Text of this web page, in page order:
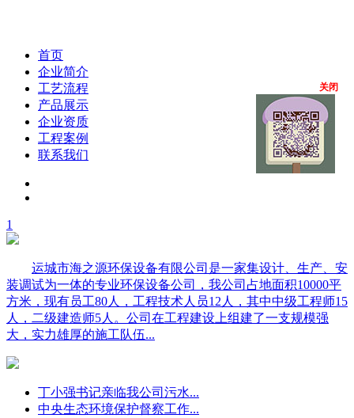
首页
企业简介
工艺流程
产品展示
企业资质
工程案例
联系我们
1
运城市海之源环保设备有限公司是一家集设计、生产、安
装调试为一体的专业环保设备公司，我公司占地面积10000平
方米，现有员工80人，工程技术人员12人，其中中级工程师15
人，二级建造师5人。公司在工程建设上组建了一支规模强
大，实力雄厚的施工队伍...
丁小强书记亲临我公司污水...
中央生态环境保护督察工作...
关闭